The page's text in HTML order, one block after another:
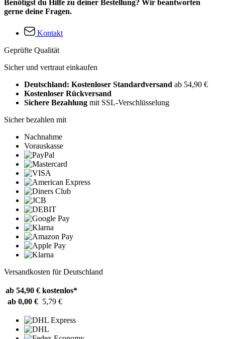
Benötigst du Hilfe zu deiner Bestellung? Wir beantworten
gerne deine Fragen.
Kontakt
Geprüfte Qualität
Sicher und vertraut einkaufen
Deutschland: Kostenloser Standardversand ab 54,90 €
Kostenloser Rückversand
Sichere Bezahlung mit SSL-Verschlüsselung
Sicher bezahlen mit
Nachnahme
Vorauskasse
Versandkosten für Deutschland
ab 54,90 € kostenlos*
ab 0,00 € 5,79 €